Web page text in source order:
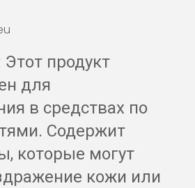
продукт
для
в средствах по
Содержит
которые могут
кожи или